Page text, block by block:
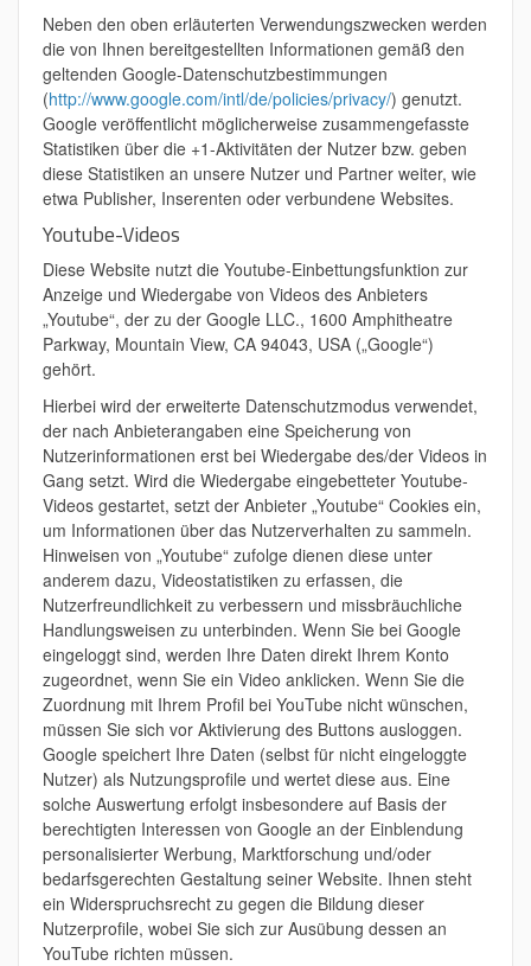
Neben den oben erläuterten Verwendungszwecken werden
die von Ihnen bereitgestellten Informationen gemäß den
geltenden Google-Datenschutzbestimmungen
(http://www.google.com/intl/de/policies/privacy/) genutzt.
Google veröffentlicht möglicherweise zusammengefasste
Statistiken über die +1-Aktivitäten der Nutzer bzw. geben
diese Statistiken an unsere Nutzer und Partner weiter, wie
etwa Publisher, Inserenten oder verbundene Websites.
Youtube-Videos
Diese Website nutzt die Youtube-Einbettungsfunktion zur
Anzeige und Wiedergabe von Videos des Anbieters
„Youtube“, der zu der Google LLC., 1600 Amphitheatre
Parkway, Mountain View, CA 94043, USA („Google“)
gehört.
Hierbei wird der erweiterte Datenschutzmodus verwendet,
der nach Anbieterangaben eine Speicherung von
Nutzerinformationen erst bei Wiedergabe des/der Videos in
Gang setzt. Wird die Wiedergabe eingebetteter Youtube-
Videos gestartet, setzt der Anbieter „Youtube“ Cookies ein,
um Informationen über das Nutzerverhalten zu sammeln.
Hinweisen von „Youtube“ zufolge dienen diese unter
anderem dazu, Videostatistiken zu erfassen, die
Nutzerfreundlichkeit zu verbessern und missbräuchliche
Handlungsweisen zu unterbinden. Wenn Sie bei Google
eingeloggt sind, werden Ihre Daten direkt Ihrem Konto
zugeordnet, wenn Sie ein Video anklicken. Wenn Sie die
Zuordnung mit Ihrem Profil bei YouTube nicht wünschen,
müssen Sie sich vor Aktivierung des Buttons ausloggen.
Google speichert Ihre Daten (selbst für nicht eingeloggte
Nutzer) als Nutzungsprofile und wertet diese aus. Eine
solche Auswertung erfolgt insbesondere auf Basis der
berechtigten Interessen von Google an der Einblendung
personalisierter Werbung, Marktforschung und/oder
bedarfsgerechten Gestaltung seiner Website. Ihnen steht
ein Widerspruchsrecht zu gegen die Bildung dieser
Nutzerprofile, wobei Sie sich zur Ausübung dessen an
YouTube richten müssen.